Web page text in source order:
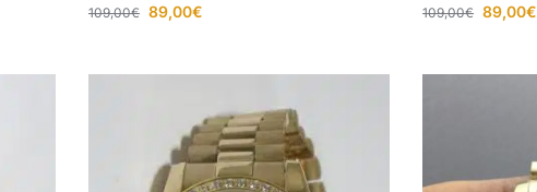
109,00€ 89,00€ 109,00€ 89,00€